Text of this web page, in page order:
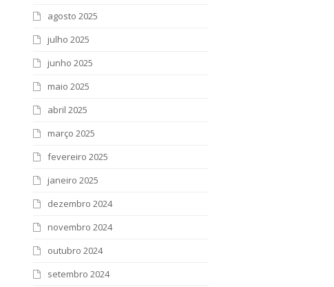
agosto 2025
julho 2025
junho 2025
maio 2025
abril 2025
março 2025
fevereiro 2025
janeiro 2025
dezembro 2024
novembro 2024
outubro 2024
setembro 2024